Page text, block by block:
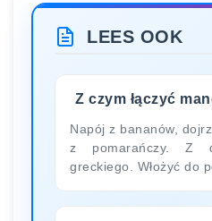
LEES OOK
Z czym łączyć
Napój z bananów,
z pomarańczy. Z
greckiego. Włożyć do